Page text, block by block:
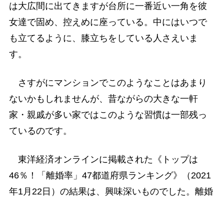
は大広間に出てきますが台所に一番近い一角を彼
女達で固め、控えめに座っている。中にはいつで
も立てるように、膝立ちをしている人さえいま
す。
さすがにマンションでこのようなことはあまり
ないかもしれませんが、昔ながらの大きな一軒
家・親戚が多い家ではこのような習慣は一部残っ
ているのです。
東洋経済オンラインに掲載された《トップは
46％！「離婚率」47都道府県ランキング》（2021
年1月22日）の結果は、興味深いものでした。離婚